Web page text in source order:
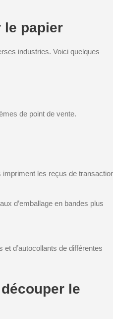
le papier
industries. Voici quelques
de point de vente.
les reçus de
d’emballage en bandes plus
et d’autocollants de différentes
le